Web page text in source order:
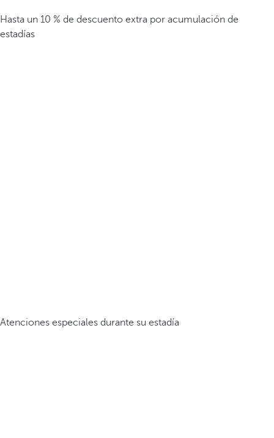
Hasta un 10 % de descuento extra por acumulación de
estadías
Atenciones especiales durante su estadía